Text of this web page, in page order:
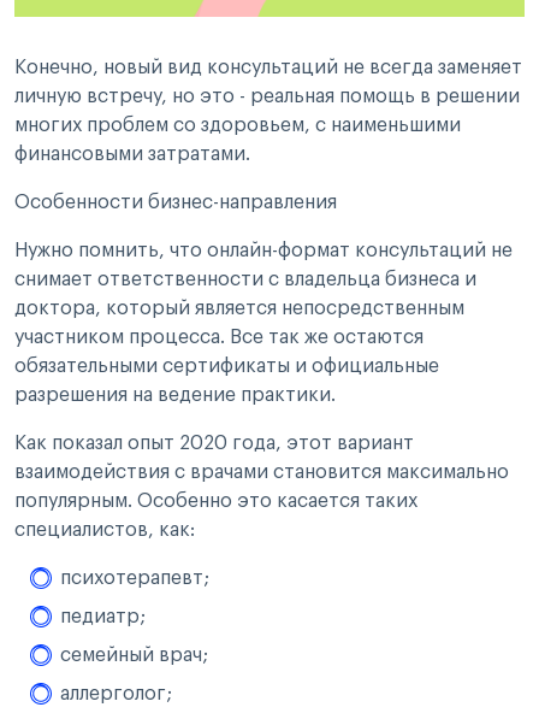
Конечно, новый вид консультаций не всегда заменяет
личную встречу, но это - реальная помощь в решении
многих проблем со здоровьем, с наименьшими
финансовыми затратами.
Особенности бизнес-направления
Нужно помнить, что онлайн-формат консультаций не
снимает ответственности с владельца бизнеса и
доктора, который является непосредственным
участником процесса. Все так же остаются
обязательными сертификаты и официальные
разрешения на ведение практики.
Как показал опыт 2020 года, этот вариант
взаимодействия с врачами становится максимально
популярным. Особенно это касается таких
специалистов, как:
психотерапевт;
педиатр;
семейный врач;
аллерголог;